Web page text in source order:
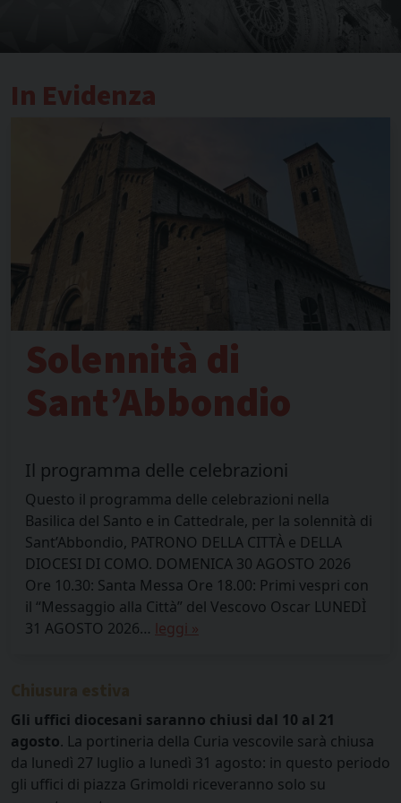
In Evidenza
Solennità di
Sant’Abbondio
Il programma delle celebrazioni
Questo il programma delle celebrazioni nella
Basilica del Santo e in Cattedrale, per la solennità di
Sant’Abbondio, PATRONO DELLA CITTÀ e DELLA
DIOCESI DI COMO. DOMENICA 30 AGOSTO 2026
Ore 10.30: Santa Messa Ore 18.00: Primi vespri con
il “Messaggio alla Città” del Vescovo Oscar LUNEDÌ
31 AGOSTO 2026… leggi »
Gli uffici diocesani saranno chiusi dal 10 al 21
agosto. La portineria della Curia vescovile sarà chiusa
da lunedì 27 luglio a lunedì 31 agosto: in questo periodo
gli uffici di piazza Grimoldi riceveranno solo su